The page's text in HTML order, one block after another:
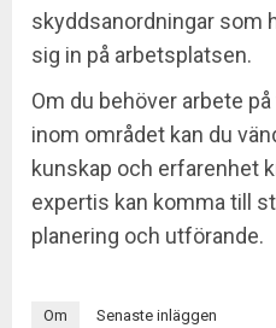
skyddsanordningar som
sig in på arbetsplatsen.
Om du behöver arbete
inom området kan du
kunskap och erfarenhet
expertis kan komma till
planering och utförande.
Om Senaste inläggen